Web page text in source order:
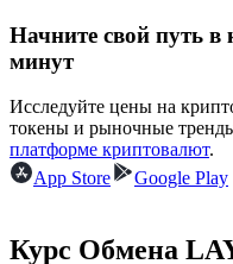
Силовая свинья
Получайте
Начните свой путь в
минут
Исследуйте цены на
токены и рыночные
платформе криптовалют.
App Store
Google Play
Курс Обмена